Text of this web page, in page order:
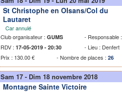
St Christophe en OIsans/Col du
Lautaret
Car annulé
Club organisateur : GUMS - Responsable :
RDV : 17-05-2019 - 20:30 - Lieu : Denfert
Prix : 130.00 € - Nombre de places : 26
Sam 17 - Dim 18 novembre 2018
Montagne Sainte Victoire